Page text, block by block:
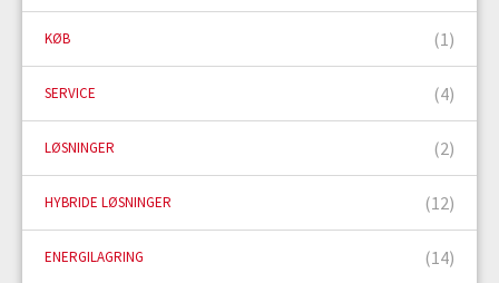
KØB (1)
SERVICE (4)
LØSNINGER (2)
HYBRIDE LØSNINGER (12)
ENERGILAGRING (14)